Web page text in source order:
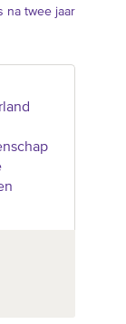
na twee jaar